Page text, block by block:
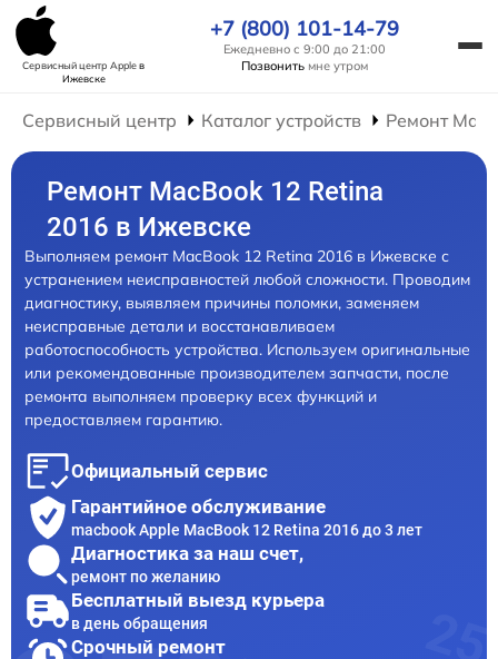
Сервисный центр Appleв
Ижевске
+7 (800) 101-14-79
Ежедневно с 9:00 до 21:00
Позвонить мне утром
Сервисный центр Каталог устройств Ремонт
Ремонт MacBook 12 Retina
2016 в Ижевске
Выполняем ремонт MacBook 12 Retina 2016 в Ижевске с
устранением неисправностей любой сложности. Проводим
диагностику, выявляем причины поломки, заменяем
неисправные детали и восстанавливаем
работоспособность устройства. Используем оригинальные
или рекомендованные производителем запчасти, после
ремонта выполняем проверку всех функций и
предоставляем гарантию.
Официальный сервис
Гарантийное обслуживание
macbook Apple MacBook 12 Retina 2016 до 3 лет
Диагностика за наш счет,
ремонт по желанию
Бесплатный выезд курьера
в день обращения
Срочный ремонт